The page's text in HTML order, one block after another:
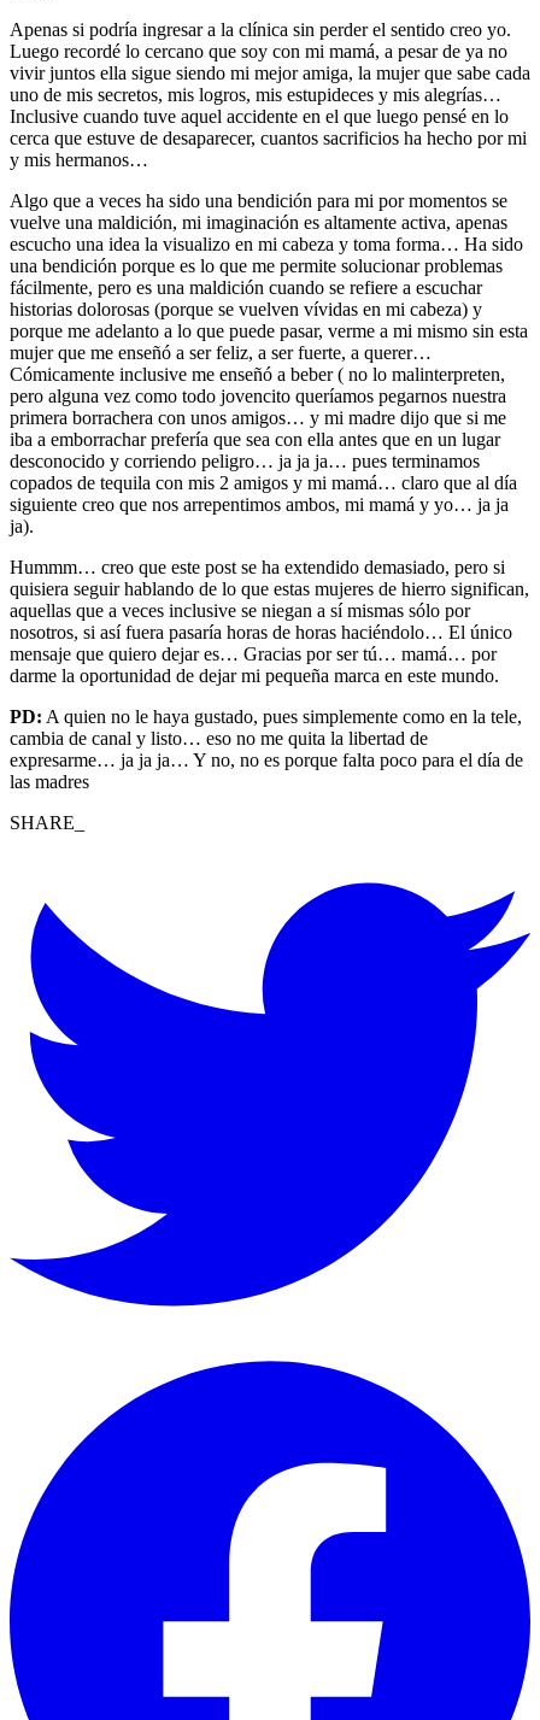
Apenas si podría ingresar a la clínica sin perder el sentido creo yo.
Luego recordé lo cercano que soy con mi mamá, a pesar de ya no
vivir juntos ella sigue siendo mi mejor amiga, la mujer que sabe cada
uno de mis secretos, mis logros, mis estupideces y mis alegrías…
Inclusive cuando tuve aquel accidente en el que luego pensé en lo
cerca que estuve de desaparecer, cuantos sacrificios ha hecho por mi
y mis hermanos…
Algo que a veces ha sido una bendición para mi por momentos se
vuelve una maldición, mi imaginación es altamente activa, apenas
escucho una idea la visualizo en mi cabeza y toma forma… Ha sido
una bendición porque es lo que me permite solucionar problemas
fácilmente, pero es una maldición cuando se refiere a escuchar
historias dolorosas (porque se vuelven vívidas en mi cabeza) y
porque me adelanto a lo que puede pasar, verme a mi mismo sin esta
mujer que me enseñó a ser feliz, a ser fuerte, a querer…
Cómicamente inclusive me enseñó a beber ( no lo malinterpreten,
pero alguna vez como todo jovencito queríamos pegarnos nuestra
primera borrachera con unos amigos… y mi madre dijo que si me
iba a emborrachar prefería que sea con ella antes que en un lugar
desconocido y corriendo peligro… ja ja ja… pues terminamos
copados de tequila con mis 2 amigos y mi mamá… claro que al día
siguiente creo que nos arrepentimos ambos, mi mamá y yo… ja ja
ja).
Hummm… creo que este post se ha extendido demasiado, pero si
quisiera seguir hablando de lo que estas mujeres de hierro significan,
aquellas que a veces inclusive se niegan a sí mismas sólo por
nosotros, si así fuera pasaría horas de horas haciéndolo… El único
mensaje que quiero dejar es… Gracias por ser tú… mamá… por
darme la oportunidad de dejar mi pequeña marca en este mundo.
PD: A quien no le haya gustado, pues simplemente como en la tele,
cambia de canal y listo… eso no me quita la libertad de
expresarme… ja ja ja… Y no, no es porque falta poco para el día de
las madres
SHARE_